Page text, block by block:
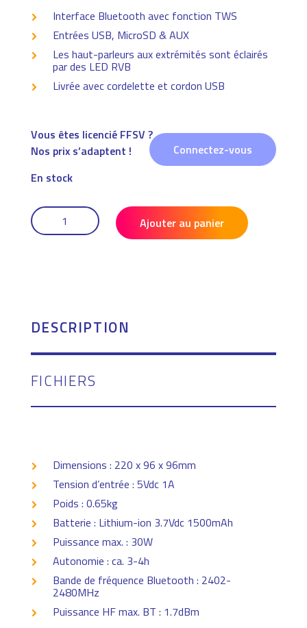
Interface Bluetooth avec fonction TWS
Entrées USB, MicroSD & AUX
Les haut-parleurs aux extrémités sont éclairés
par des LED RVB
Livrée avec cordelette et cordon USB
Vous êtes licencié FFSV ?
Nos prix s’adaptent !
Connectez-vous
En stock
QUANTITÉ
DE
ENCEINTE
Ajouter au panier
DESCRIPTION
FICHIERS
Dimensions : 220 x 96 x 96mm
Tension d’entrée : 5Vdc 1A
Poids : 0.65kg
Batterie : Lithium-ion 3.7Vdc 1500mAh
Puissance max. : 30W
Autonomie : ca. 3-4h
Bande de fréquence Bluetooth : 2402-
2480MHz
Puissance HF max. BT : 1.7dBm